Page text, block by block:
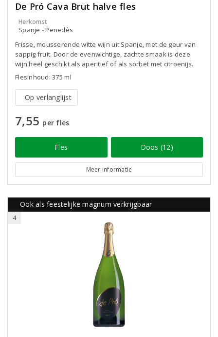
De Pró Cava Brut halve fles
Herkomst
Spanje - Penedès
Frisse, mousserende witte wijn uit Spanje, met de geur van
sappig fruit. Door de evenwichtige, zachte smaak is deze
wijn heel geschikt als aperitief of als sorbet met citroenijs.
Flesinhoud: 375 ml
Op verlanglijst
7,55 per fles
Fles Doos (12)
Meer informatie
Ook als feestelijke magnum verkrijgbaar
4